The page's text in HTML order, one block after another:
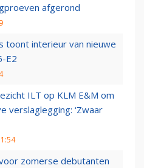
afgerond
toont interieur van nieuwe
E2
ILT op KLM E&M om
verslaglegging: ‘Zwaar
zomerse debutanten